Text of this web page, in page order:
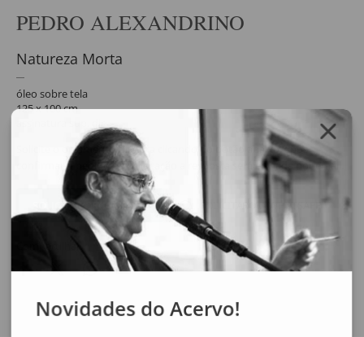
PEDRO ALEXANDRINO
Natureza Morta
óleo sobre tela
125 x 100 cm
Solicite o orçamento da obra clicando no botão abaixo, após
confirmar o pedido de solicitação a resposta será enviada por email.
SOLICITAR ORÇAMENTO SOLICITAR VIA WHATSAPP
Compartilhar
Novidades do Acervo!